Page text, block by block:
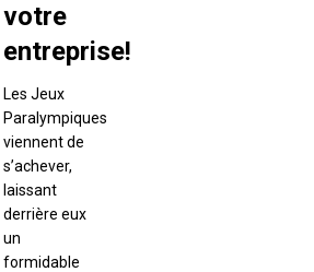
votre
entreprise!
Les Jeux
Paralympiques
viennent de
s’achever,
laissant
derrière eux
un
formidable